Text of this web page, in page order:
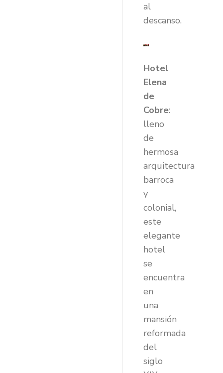
al
descanso.
Hotel
Elena
de
Cobre:
lleno
de
hermosa
arquitectura
barroca
y
colonial,
este
elegante
hotel
se
encuentra
en
una
mansión
reformada
del
siglo